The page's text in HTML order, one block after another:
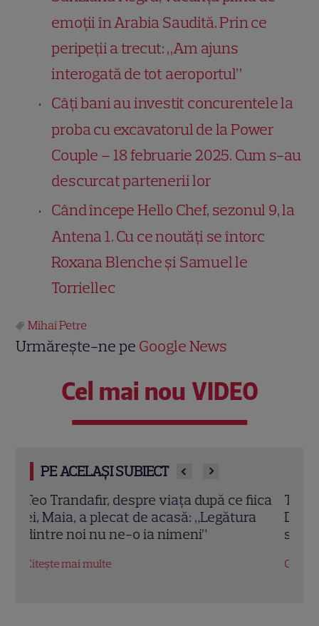
emoții în Arabia Saudită. Prin ce
peripeții a trecut: „Am ajuns
interogată de tot aeroportul”
Câți bani au investit concurentele la
proba cu excavatorul de la Power
Couple – 18 februarie 2025. Cum s-au
descurcat partenerii lor
Când începe Hello Chef, sezonul 9, la
Antena 1. Cu ce noutăți se întorc
Roxana Blenche și Samuel le
Torriellec
Mihai Petre
Urmărește-ne pe Google News
Cel mai nou VIDEO
PE ACELAȘI SUBIECT
Tora Vasilescu, apariție rară la 75 de ani.
Drama din adolescență care i-a
schimbat viața
Citește mai multe